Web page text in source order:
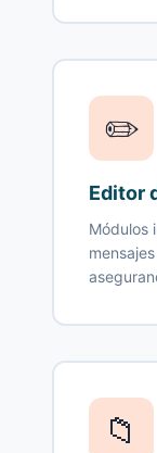
✏️
Editor
Módulos
📁